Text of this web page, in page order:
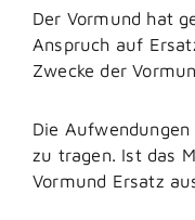
Der Vormund hat
Anspruch auf
Zwecke der
Die
zu tragen. Ist das
Vormund Ersatz